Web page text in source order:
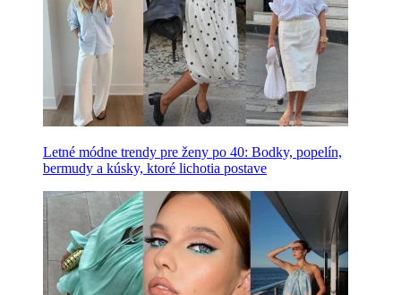
Letné módne trendy pre ženy po 40: Bodky, popelín,
bermudy a kúsky, ktoré lichotia postave